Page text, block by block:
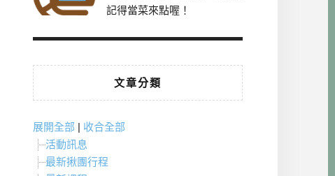
記得當菜來點喔！
文章分類
展開全部 | 收合全部
活動訊息
最新揪團行程